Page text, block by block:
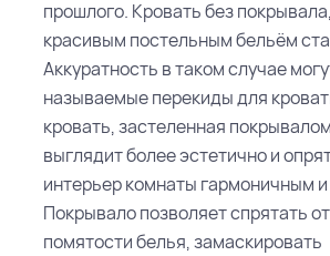
прошлого. Кровать без
красивым постельным бельём
Аккуратность в таком случае
называемые перекиды для
кровать, застеленная
выглядит более эстетично и
интерьер комнаты гармоничным
Покрывало позволяет спрятать
помятости белья, замаскировать